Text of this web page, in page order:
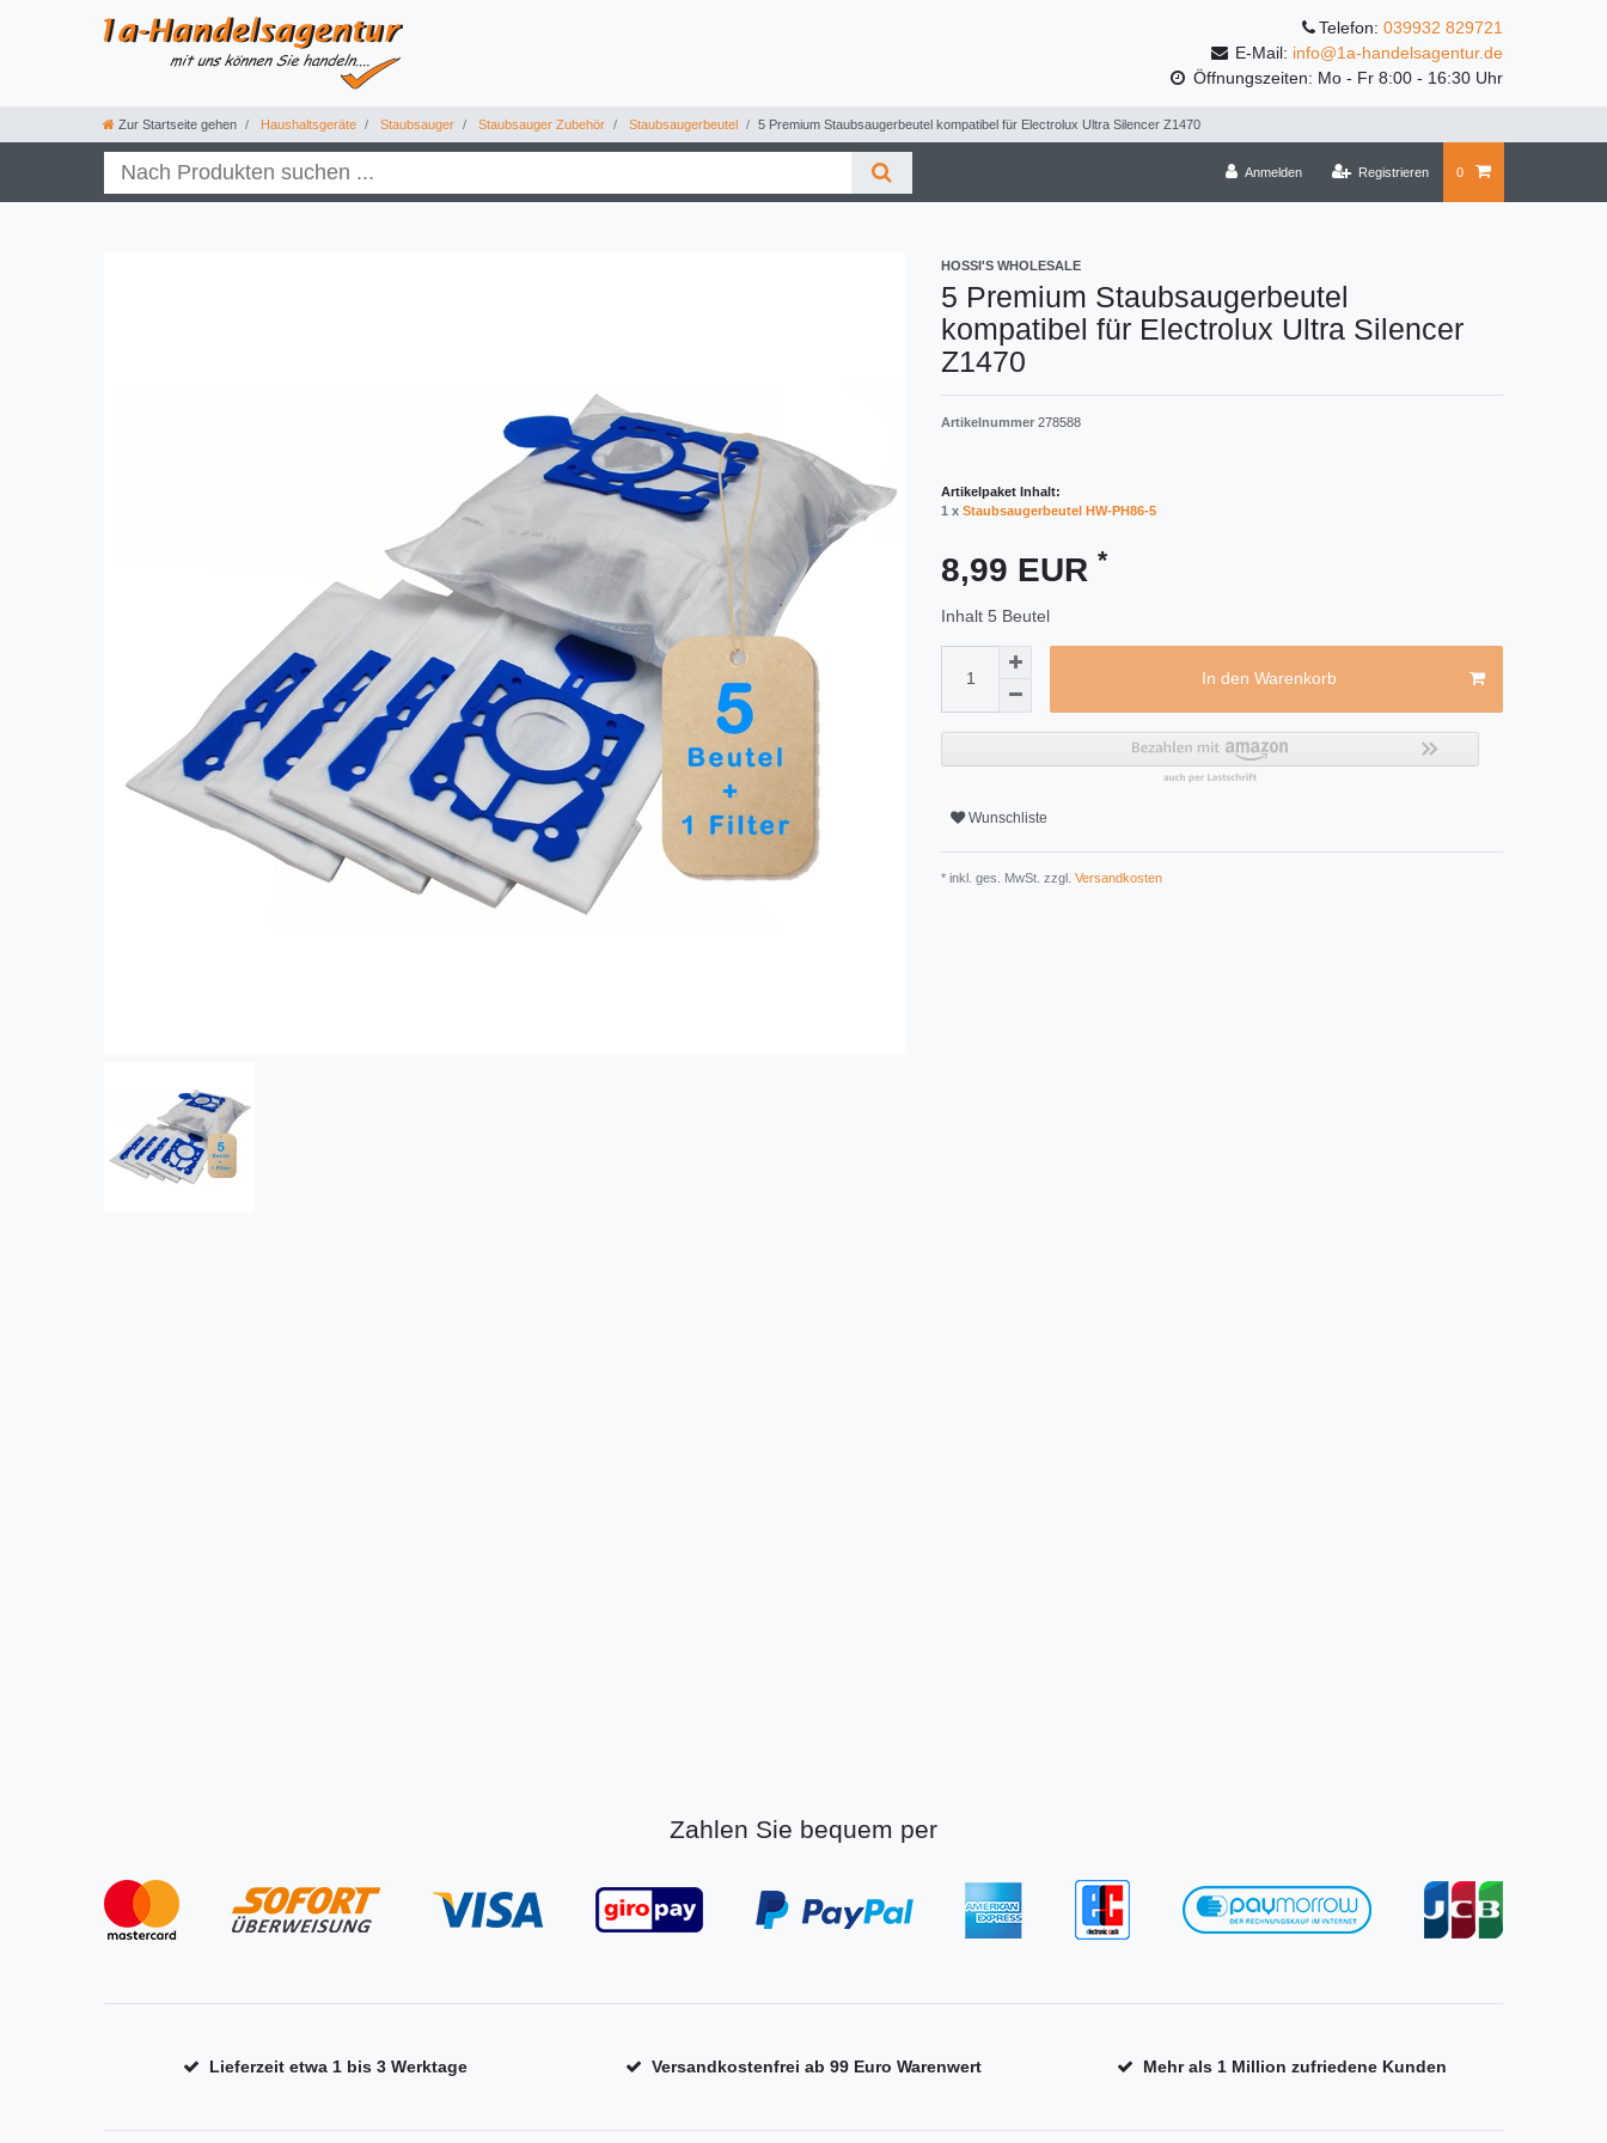
Telefon: 039932 829721
E-Mail: info@1a-handelsagentur.de
Öffnungszeiten: Mo - Fr 8:00 - 16:30 Uhr
Zur Startseite gehen Haushaltsgeräte Staubsauger Staubsauger Zubehör Staubsaugerbeutel 5 Premium Staubsaugerbeutel kompatibel für Electrolux Ultra Silencer Z1470
Anmelden Registrieren 0
HOSSI'S WHOLESALE
5 Premium Staubsaugerbeutel
kompatibel für Electrolux Ultra Silencer
Z1470
Artikelnummer 278588
Artikelpaket Inhalt:
1 x Staubsaugerbeutel HW-PH86-5
8,99 EUR *
Inhalt 5 Beutel
In den Warenkorb
Wunschliste
* inkl. ges. MwSt. zzgl. Versandkosten
Zahlen Sie bequem per
Lieferzeit etwa 1 bis 3 Werktage Versandkostenfrei ab 99 Euro Warenwert Mehr als 1 Million zufriedene Kunden